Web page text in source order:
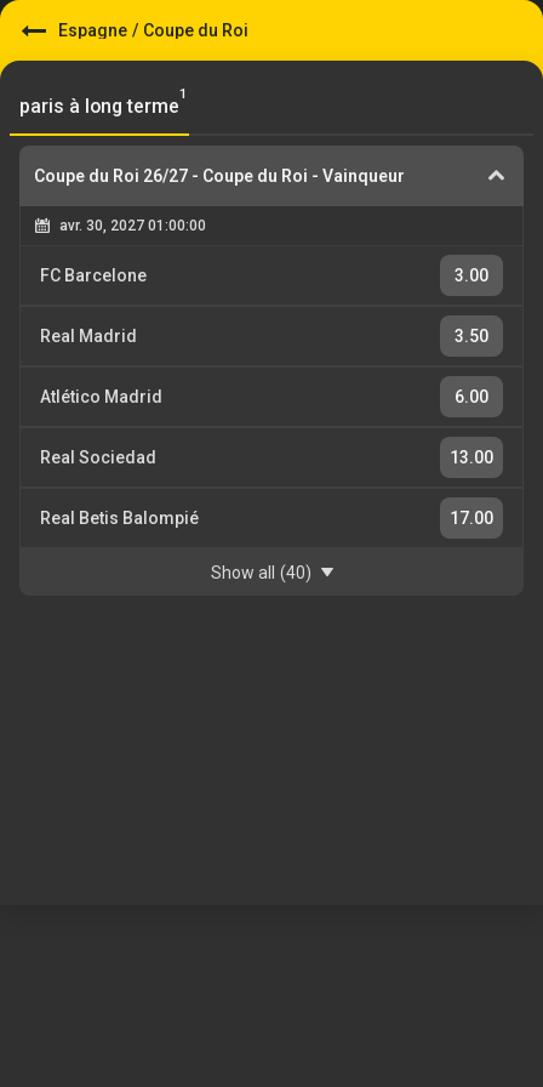
Espagne / Coupe du Roi
paris à long terme
1
Coupe du Roi 26/27 - Coupe du Roi - Vainqueur
avr. 30, 2027 01:00:00
FC Barcelone 3.00
Real Madrid 3.50
Atlético Madrid 6.00
Real Sociedad 13.00
Real Betis Balompié 17.00
Show all (40)